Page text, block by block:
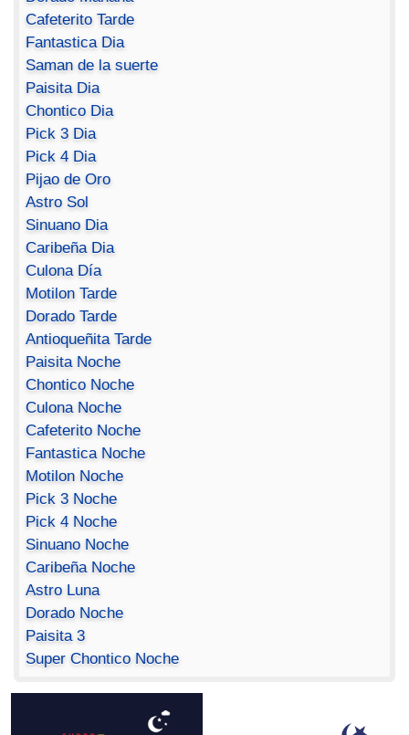
Cafeterito Tarde
Fantastica Dia
Saman de la suerte
Paisita Dia
Chontico Dia
Pick 3 Dia
Pick 4 Dia
Pijao de Oro
Astro Sol
Sinuano Dia
Caribeña Dia
Culona Día
Motilon Tarde
Dorado Tarde
Antioqueñita Tarde
Paisita Noche
Chontico Noche
Culona Noche
Cafeterito Noche
Fantastica Noche
Motilon Noche
Pick 3 Noche
Pick 4 Noche
Sinuano Noche
Caribeña Noche
Astro Luna
Dorado Noche
Paisita 3
Super Chontico Noche